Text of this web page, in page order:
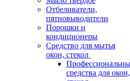
Отбеливатели,
пятновыводители
Порошки и
кондиционеры
Средство для мытья
окон, стекол
средства для окон,